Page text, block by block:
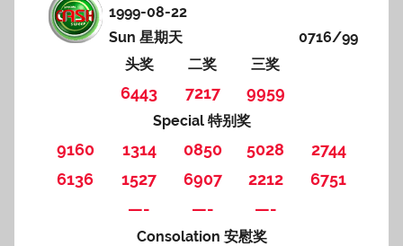
1999-08-22
Sun 星期天
0716/99
头奖
二奖 三奖
6443 7217 9959
Special 特别奖
9160 1314 0850 5028
2744
6136
1527 6907 2212
6751
—-
—- —-
Consolation 安慰奖